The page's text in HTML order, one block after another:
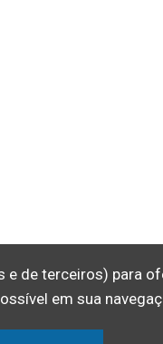
de terceiros) para
em sua